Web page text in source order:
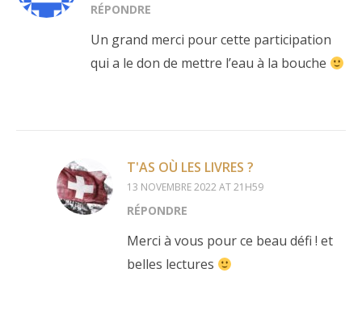
RÉPONDRE
Un grand merci pour cette participation
qui a le don de mettre l’eau à la bouche
T'AS OÙ LES LIVRES ?
13 NOVEMBRE 2022 AT 21H59
RÉPONDRE
Merci à vous pour ce beau défi ! et
belles lectures